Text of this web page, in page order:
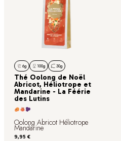
6g 100g 30g
Thé Oolong de Noël
Abricot, Héliotrope et
Mandarine - La Féérie
des Lutins
Oolong Abricot Héliotrope
Mandarine
Prix
9,95 €